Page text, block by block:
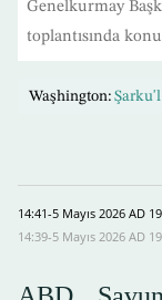
Genelkurmay
toplantısında
Waşhington: